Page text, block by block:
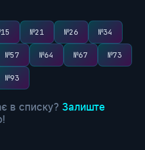
№21 №26 №34
№57 №64 №67 №73
№93
в списку? Залиште